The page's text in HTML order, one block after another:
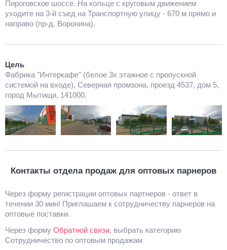
Пироговское шоссе. На кольце с круговым движением
уходите на 3-й съед на Транспортную улицу - 670 м прямо и
направо (пр-д. Воронина).
Цель
Фабрика "Интеркафе" (белое 3х этажное с пропускной
системой на входе), Северная промзона, проезд 4537, дом 5,
город Мытищи, 141000.
Контакты отдела продаж для оптовых парнеров
Через форму регистрации оптовых партнеров - ответ в
течении 30 мин! Приглашаем к сотрудничеству парнеров на
оптовые поставки.
Через форму Обратной связи, выбрать категорию
Сотрудничество по оптовым продажам